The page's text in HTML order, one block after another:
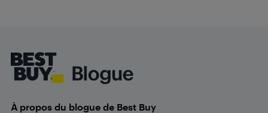
À propos du blogue de Best Buy